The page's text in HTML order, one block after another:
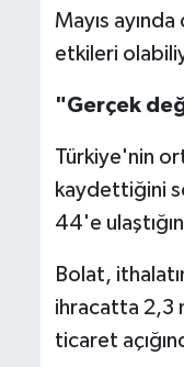
Mayıs
etkileri
"Gerçek
Türkiye'nin
kaydettiğini
44'e
Bolat,
ihracatta 2,3
ticaret